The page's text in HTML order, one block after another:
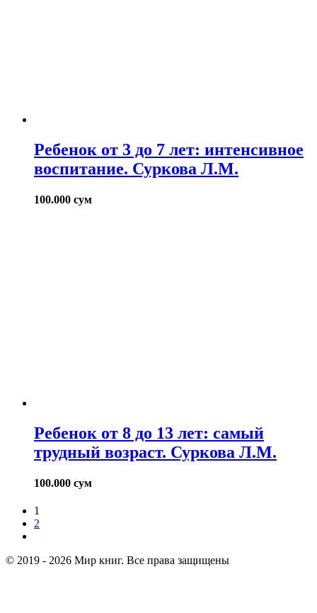
Ребенок от 3 до 7 лет: интенсивное
воспитание. Суркова Л.М.
100.000 сум
Ребенок от 8 до 13 лет: самый
трудный возраст. Суркова Л.М.
100.000 сум
1
2
© 2019 - 2026 Мир книг. Все права защищены